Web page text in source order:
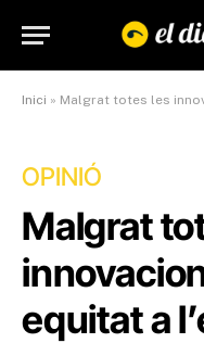
Inici » Malgrat totes les
OPINIÓ
Malgrat
equitat a